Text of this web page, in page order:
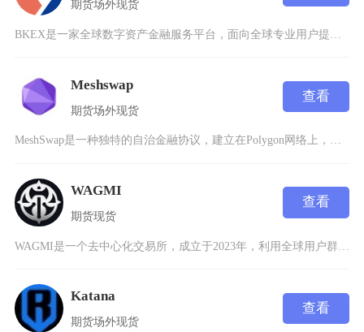
期货场外现货
Meshswap
期货场外现货
查看
MeshSwap是一种独特的自治金融协议，建立在Polygon网络上，提供了传统金融无法实
WAGMI
期货现货
查看
Katana
期货场外现货
查看